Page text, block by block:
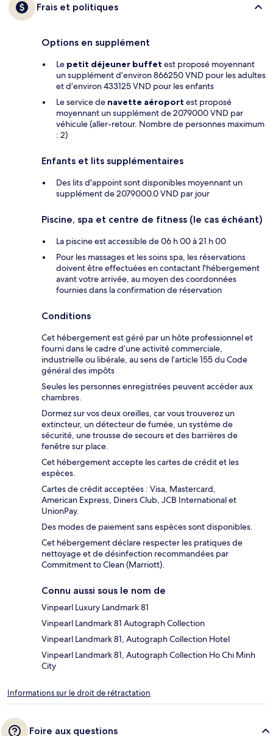
Frais et politiques
Options en supplément
Le petit déjeuner buffet est proposé moyennant
un supplément d’environ 866250 VND pour les adultes
et d’environ 433125 VND pour les enfants
Le service de navette aéroport est proposé
moyennant un supplément de 2079000 VND par
véhicule (aller-retour. Nombre de personnes maximum
: 2)
Enfants et lits supplémentaires
Des lits d'appoint sont disponibles moyennant un
supplément de 2079000.0 VND par jour
Piscine, spa et centre de fitness (le cas échéant)
La piscine est accessible de 06 h 00 à 21 h 00
Pour les massages et les soins spa, les réservations
doivent être effectuées en contactant l'hébergement
avant votre arrivée, au moyen des coordonnées
fournies dans la confirmation de réservation
Conditions
Cet hébergement est géré par un hôte professionnel et
fourni dans le cadre d’une activité commerciale,
industrielle ou libérale, au sens de l’article 155 du Code
général des impôts
Seules les personnes enregistrées peuvent accéder aux
chambres.
Dormez sur vos deux oreilles, car vous trouverez un
extincteur, un détecteur de fumée, un système de
sécurité, une trousse de secours et des barrières de
fenêtre sur place.
Cet hébergement accepte les cartes de crédit et les
espèces.
Cartes de crédit acceptées : Visa, Mastercard,
American Express, Diners Club, JCB International et
UnionPay.
Des modes de paiement sans espèces sont disponibles.
Cet hébergement déclare respecter les pratiques de
nettoyage et de désinfection recommandées par
Commitment to Clean (Marriott).
Connu aussi sous le nom de
Vinpearl Luxury Landmark 81
Vinpearl Landmark 81 Autograph Collection
Vinpearl Landmark 81, Autograph Collection Hotel
Vinpearl Landmark 81, Autograph Collection Ho Chi Minh
City
Informations sur le droit de rétractation
Foire aux questions